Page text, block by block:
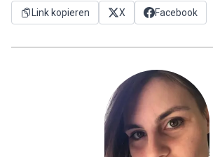
Link kopieren X Facebook